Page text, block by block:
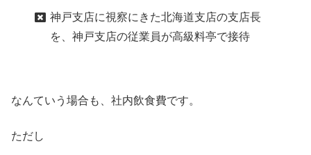
神戸支店に視察にきた北海道支店の支店長
を、神戸支店の従業員が高級料亭で接待
なんていう場合も、社内飲食費です。
ただし